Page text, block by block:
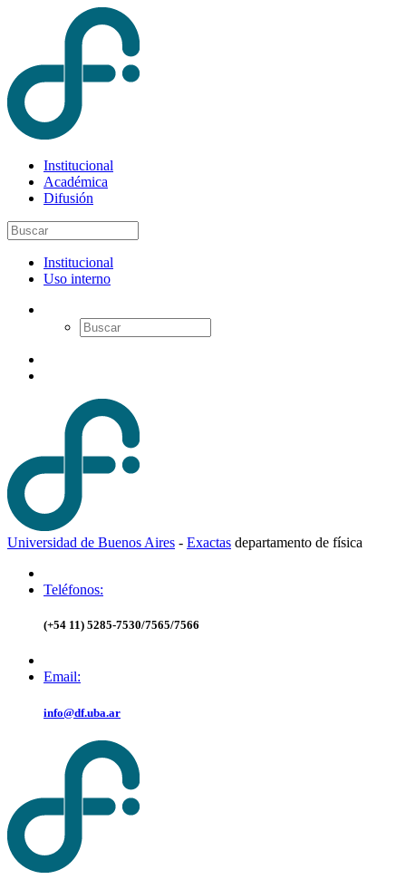
Institucional
Académica
Difusión
Institucional
Uso interno
Universidad de Buenos Aires - Exactas departamento de física
Teléfonos:
(+54 11) 5285-7530/7565/7566
Email:
info@df.uba.ar